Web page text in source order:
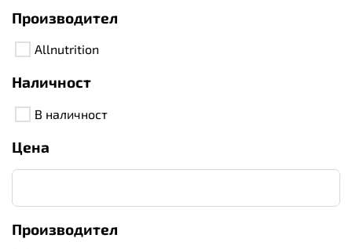
Производител
Allnutrition
Наличност
В наличност
Цена
Производител